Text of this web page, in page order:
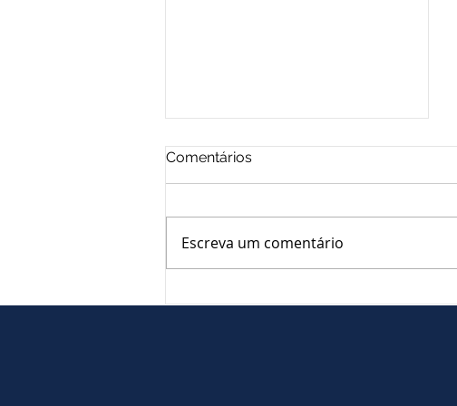
Comentários
Escreva um comentário